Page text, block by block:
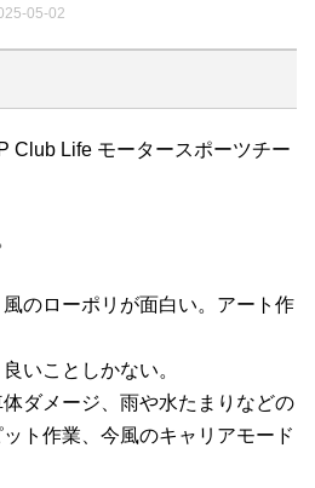
05-02
Club Life モータースポーツチー
風のローポリが面白い。アート作
いことしかない。
ダメージ、雨や水たまりなどの
ト作業、今風のキャリアモード